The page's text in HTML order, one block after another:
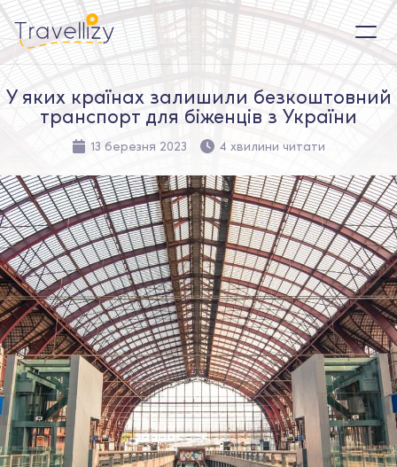
У яких країнах залишили безкоштовний
транспорт для біженців з України
13 березня 2023 4 хвилини читати